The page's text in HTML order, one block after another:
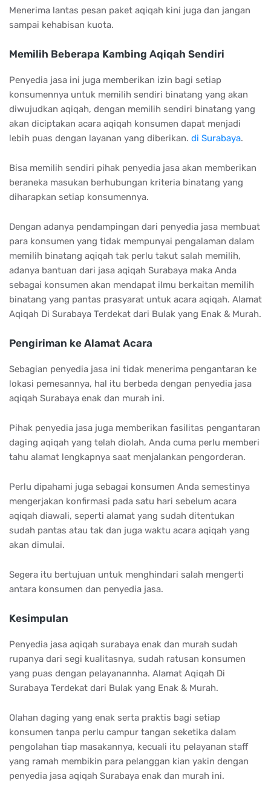
Menerima lantas pesan paket aqiqah kini juga dan jangan
sampai kehabisan kuota.
Memilih Beberapa Kambing Aqiqah Sendiri
Penyedia jasa ini juga memberikan izin bagi setiap
konsumennya untuk memilih sendiri binatang yang akan
diwujudkan aqiqah, dengan memilih sendiri binatang yang
akan diciptakan acara aqiqah konsumen dapat menjadi
lebih puas dengan layanan yang diberikan. di Surabaya.
Bisa memilih sendiri pihak penyedia jasa akan memberikan
beraneka masukan berhubungan kriteria binatang yang
diharapkan setiap konsumennya.
Dengan adanya pendampingan dari penyedia jasa membuat
para konsumen yang tidak mempunyai pengalaman dalam
memilih binatang aqiqah tak perlu takut salah memilih,
adanya bantuan dari jasa aqiqah Surabaya maka Anda
sebagai konsumen akan mendapat ilmu berkaitan memilih
binatang yang pantas prasyarat untuk acara aqiqah. Alamat
Aqiqah Di Surabaya Terdekat dari Bulak yang Enak & Murah.
Pengiriman ke Alamat Acara
Sebagian penyedia jasa ini tidak menerima pengantaran ke
lokasi pemesannya, hal itu berbeda dengan penyedia jasa
aqiqah Surabaya enak dan murah ini.
Pihak penyedia jasa juga memberikan fasilitas pengantaran
daging aqiqah yang telah diolah, Anda cuma perlu memberi
tahu alamat lengkapnya saat menjalankan pengorderan.
Perlu dipahami juga sebagai konsumen Anda semestinya
mengerjakan konfirmasi pada satu hari sebelum acara
aqiqah diawali, seperti alamat yang sudah ditentukan
sudah pantas atau tak dan juga waktu acara aqiqah yang
akan dimulai.
Segera itu bertujuan untuk menghindari salah mengerti
antara konsumen dan penyedia jasa.
Kesimpulan
Penyedia jasa aqiqah surabaya enak dan murah sudah
rupanya dari segi kualitasnya, sudah ratusan konsumen
yang puas dengan pelayanannha. Alamat Aqiqah Di
Surabaya Terdekat dari Bulak yang Enak & Murah.
Olahan daging yang enak serta praktis bagi setiap
konsumen tanpa perlu campur tangan seketika dalam
pengolahan tiap masakannya, kecuali itu pelayanan staff
yang ramah membikin para pelanggan kian yakin dengan
penyedia jasa aqiqah Surabaya enak dan murah ini.